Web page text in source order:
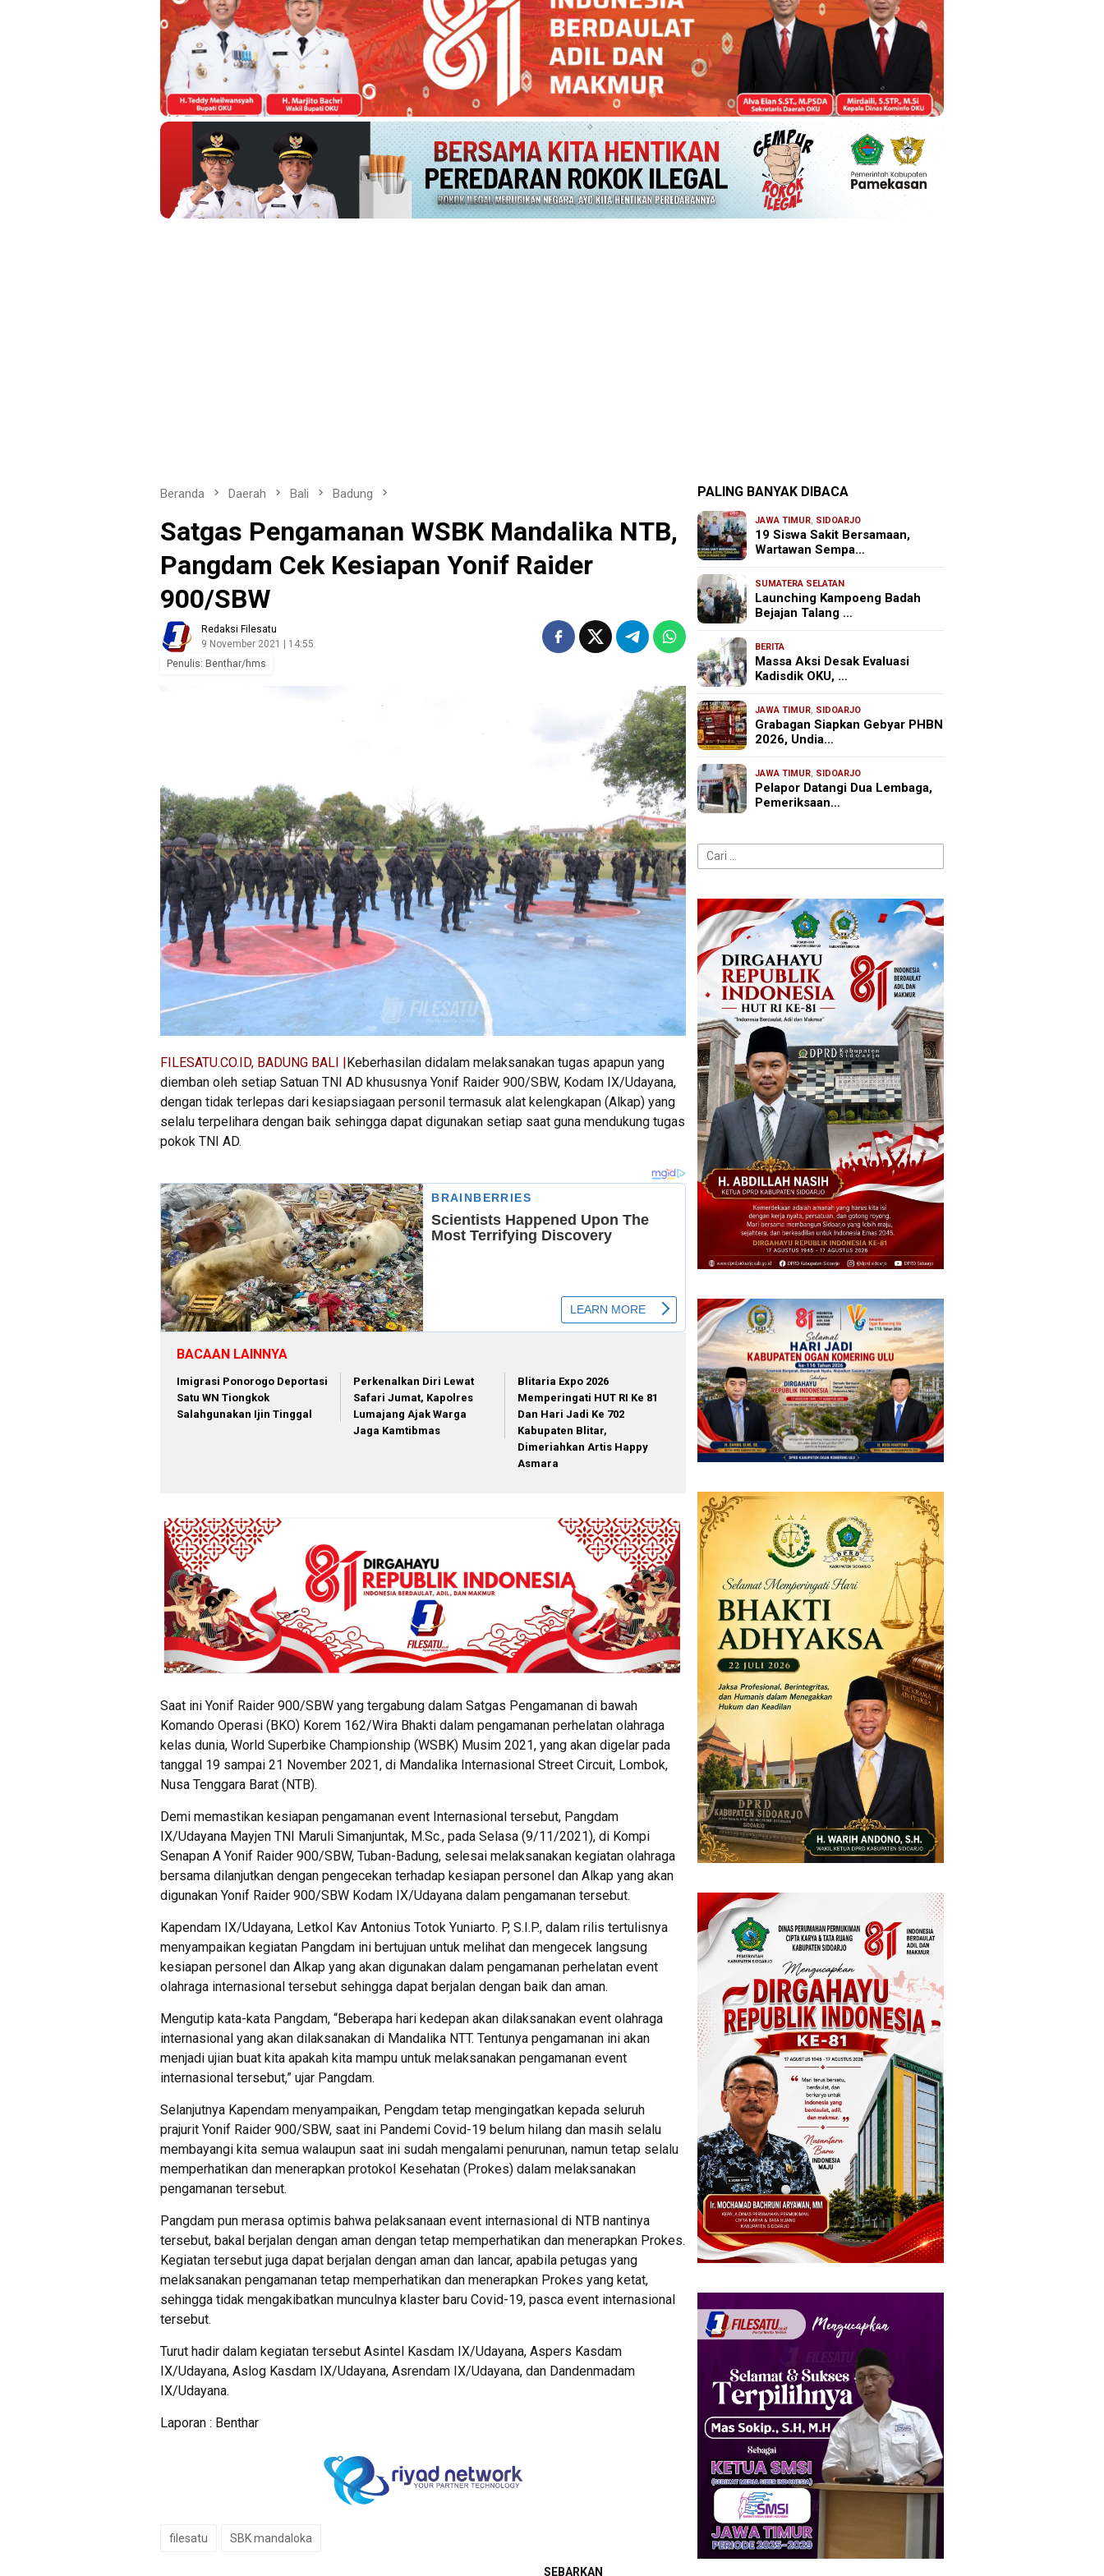
Beranda Daerah Bali Badung
Satgas Pengamanan WSBK Mandalika NTB,
Pangdam Cek Kesiapan Yonif Raider
900/SBW
Redaksi Filesatu
9 November 2021 | 14:55
Penulis: Benthar/hms
FILESATU.CO.ID, BADUNG BALI |
Keberhasilan didalam melaksanakan tugas apapun yang
diemban oleh setiap Satuan TNI AD khususnya Yonif Raider 900/SBW, Kodam IX/Udayana,
dengan tidak terlepas dari kesiapsiagaan personil termasuk alat kelengkapan (Alkap) yang
selalu terpelihara dengan baik sehingga dapat digunakan setiap saat guna mendukung tugas
pokok TNI AD.
BACAAN LAINNYA
Imigrasi Ponorogo Deportasi
Satu WN Tiongkok
Salahgunakan Ijin Tinggal
Perkenalkan Diri Lewat
Safari Jumat, Kapolres
Lumajang Ajak Warga
Jaga Kamtibmas
Blitaria Expo 2026
Memperingati HUT RI Ke 81
Dan Hari Jadi Ke 702
Kabupaten Blitar,
Dimeriahkan Artis Happy
Asmara
Saat ini Yonif Raider 900/SBW yang tergabung dalam Satgas Pengamanan di bawah
Komando Operasi (BKO) Korem 162/Wira Bhakti dalam pengamanan perhelatan olahraga
kelas dunia, World Superbike Championship (WSBK) Musim 2021, yang akan digelar pada
tanggal 19 sampai 21 November 2021, di Mandalika Internasional Street Circuit, Lombok,
Nusa Tenggara Barat (NTB).
Demi memastikan kesiapan pengamanan event Internasional tersebut, Pangdam
IX/Udayana Mayjen TNI Maruli Simanjuntak, M.Sc., pada Selasa (9/11/2021), di Kompi
Senapan A Yonif Raider 900/SBW, Tuban-Badung, selesai melaksanakan kegiatan olahraga
bersama dilanjutkan dengan pengecekan terhadap kesiapan personel dan Alkap yang akan
digunakan Yonif Raider 900/SBW Kodam IX/Udayana dalam pengamanan tersebut.
Kapendam IX/Udayana, Letkol Kav Antonius Totok Yuniarto. P, S.I.P., dalam rilis tertulisnya
menyampaikan kegiatan Pangdam ini bertujuan untuk melihat dan mengecek langsung
kesiapan personel dan Alkap yang akan digunakan dalam pengamanan perhelatan event
olahraga internasional tersebut sehingga dapat berjalan dengan baik dan aman.
Mengutip kata-kata Pangdam, “Beberapa hari kedepan akan dilaksanakan event olahraga
internasional yang akan dilaksanakan di Mandalika NTT. Tentunya pengamanan ini akan
menjadi ujian buat kita apakah kita mampu untuk melaksanakan pengamanan event
internasional tersebut,” ujar Pangdam.
Selanjutnya Kapendam menyampaikan, Pengdam tetap mengingatkan kepada seluruh
prajurit Yonif Raider 900/SBW, saat ini Pandemi Covid-19 belum hilang dan masih selalu
membayangi kita semua walaupun saat ini sudah mengalami penurunan, namun tetap selalu
memperhatikan dan menerapkan protokol Kesehatan (Prokes) dalam melaksanakan
pengamanan tersebut.
Pangdam pun merasa optimis bahwa pelaksanaan event internasional di NTB nantinya
tersebut, bakal berjalan dengan aman dengan tetap memperhatikan dan menerapkan Prokes.
Kegiatan tersebut juga dapat berjalan dengan aman dan lancar, apabila petugas yang
melaksanakan pengamanan tetap memperhatikan dan menerapkan Prokes yang ketat,
sehingga tidak mengakibatkan munculnya klaster baru Covid-19, pasca event internasional
tersebut.
Turut hadir dalam kegiatan tersebut Asintel Kasdam IX/Udayana, Aspers Kasdam
IX/Udayana, Aslog Kasdam IX/Udayana, Asrendam IX/Udayana, dan Dandenmadam
IX/Udayana.
Laporan : Benthar
filesatu SBK mandaloka
SEBARKAN
PALING BANYAK DIBACA
JAWA TIMUR, SIDOARJO
19 Siswa Sakit Bersamaan,
Wartawan Sempa…
SUMATERA SELATAN
Launching Kampoeng Badah
Bejajan Talang …
BERITA
Massa Aksi Desak Evaluasi
Kadisdik OKU, …
JAWA TIMUR, SIDOARJO
Grabagan Siapkan Gebyar PHBN
2026, Undia…
JAWA TIMUR, SIDOARJO
Pelapor Datangi Dua Lembaga,
Pemeriksaan…
Cari
untuk: